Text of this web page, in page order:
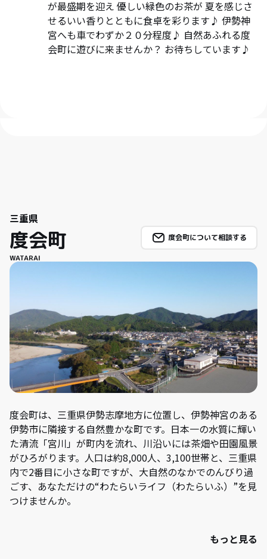
が最盛期を迎え 優しい緑色のお茶が 夏を感じさ
せるいい香りとともに食卓を彩ります♪ 伊勢神
宮へも車でわずか２０分程度♪ 自然あふれる度
会町に遊びに来ませんか？ お待ちしています♪
三重県
度会町
WATARAI
度会町について相談する
度会町は、三重県伊勢志摩地方に位置し、伊勢神宮のある
伊勢市に隣接する自然豊かな町です。日本一の水質に輝い
た清流「宮川」が町内を流れ、川沿いには茶畑や田園風景
がひろがります。人口は約8,000人、3,100世帯と、三重県
内で2番目に小さな町ですが、大自然のなかでのんびり過
ごす、あなただけの“わたらいライフ（わたらいふ）”を見
つけませんか。
もっと見る